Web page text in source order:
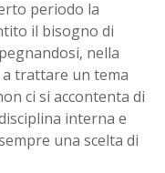
periodo la
il bisogno di
nella
trattare un tema
ci si accontenta di
interna e
una scelta di